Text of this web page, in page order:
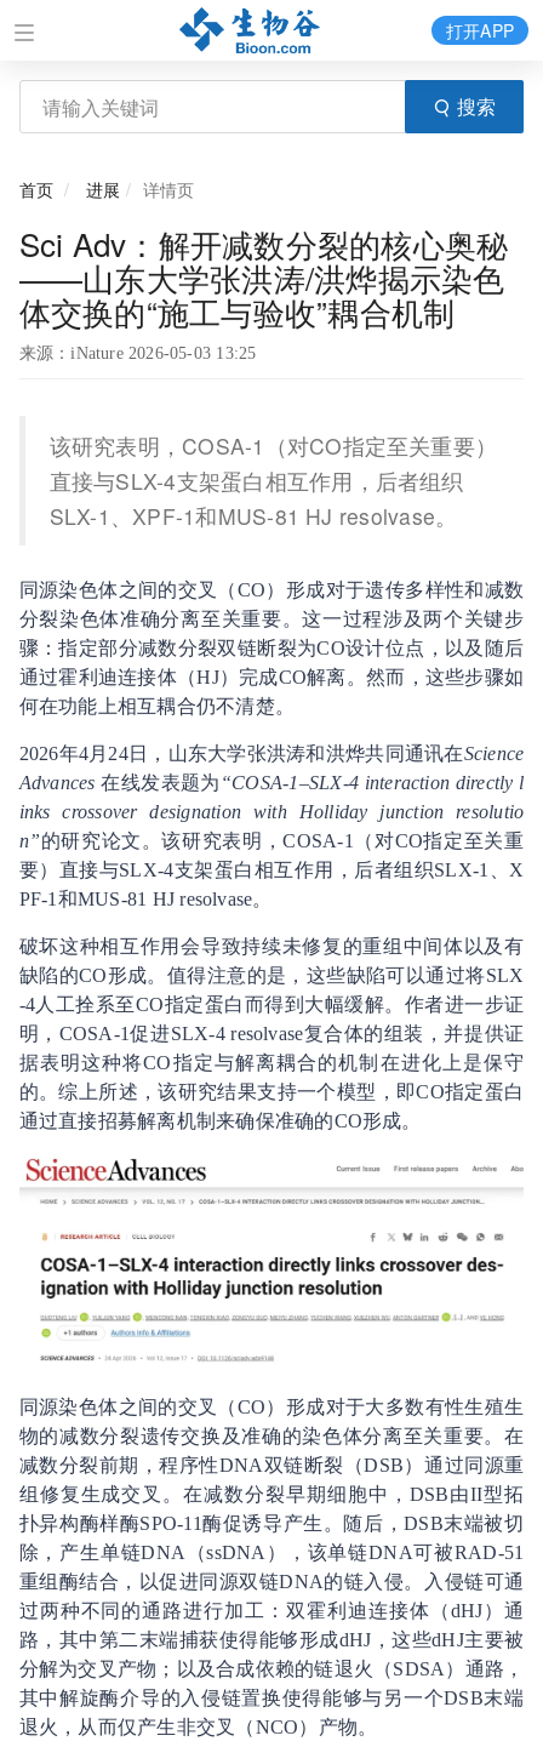
搜索
打开APP
首页 进展 详情页
Sci Adv：解开减数分裂的核心奥秘
——山东大学张洪涛/洪烨揭示染色
体交换的“施工与验收”耦合机制
来源：iNature 2026-05-03 13:25
该研究表明，COSA-1（对CO指定至关重要）
直接与SLX-4支架蛋白相互作用，后者组织
SLX-1、XPF-1和MUS-81 HJ resolvase。
同源染色体之间的交叉（CO）形成对于遗传多样性和减数
分裂染色体准确分离至关重要。这一过程涉及两个关键步
骤：指定部分减数分裂双链断裂为CO设计位点，以及随后
通过霍利迪连接体（HJ）完成CO解离。然而，这些步骤如
何在功能上相互耦合仍不清楚。
2026年4月24日，山东大学张洪涛和洪烨共同通讯在Science
Advances 在线发表题为 “COSA-1–SLX-4 interaction directly l
inks crossover designation with Holliday junction resolutio
n”的研究论文。该研究表明，COSA-1（对CO指定至关重
要）直接与SLX-4支架蛋白相互作用，后者组织SLX-1、X
PF-1和MUS-81 HJ resolvase。
破坏这种相互作用会导致持续未修复的重组中间体以及有
缺陷的CO形成。值得注意的是，这些缺陷可以通过将SLX
-4人工拴系至CO指定蛋白而得到大幅缓解。作者进一步证
明，COSA-1促进SLX-4 resolvase复合体的组装，并提供证
据表明这种将CO指定与解离耦合的机制在进化上是保守
的。综上所述，该研究结果支持一个模型，即CO指定蛋白
通过直接招募解离机制来确保准确的CO形成。
同源染色体之间的交叉（CO）形成对于大多数有性生殖生
物的减数分裂遗传交换及准确的染色体分离至关重要。在
减数分裂前期，程序性DNA双链断裂（DSB）通过同源重
组修复生成交叉。在减数分裂早期细胞中，DSB由II型拓
扑异构酶样酶SPO-11酶促诱导产生。随后，DSB末端被切
除，产生单链DNA（ssDNA），该单链DNA可被RAD-51
重组酶结合，以促进同源双链DNA的链入侵。入侵链可通
过两种不同的通路进行加工：双霍利迪连接体（dHJ）通
路，其中第二末端捕获使得能够形成dHJ，这些dHJ主要被
分解为交叉产物；以及合成依赖的链退火（SDSA）通路，
其中解旋酶介导的入侵链置换使得能够与另一个DSB末端
退火，从而仅产生非交叉（NCO）产物。